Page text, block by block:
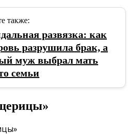
также:
развязка: как
разрушила брак, а
муж выбрал мать
семьи